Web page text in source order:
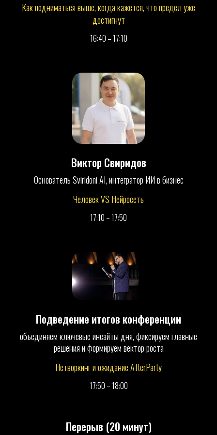
Как подниматься выше, когда кажется, что предел уже
достигнут
16:40 – 17:10
Виктор Свиридов
Основатель Sviridoni AI, интегратор ИИ в бизнес
Человек VS Нейросеть
17:10 – 17:50
Подведение итогов конференции
объединяем ключевые инсайты дня, фиксируем главные
решения и формируем вектор роста
Нетворкинг и ожидание AfterParty
17:50 – 18:00
Перерыв (20 минут)
3490 ₽
7000 ₽
закрытый вечер со спикерами
видео-записи выступлений
розыгрыш призов от партнёров
ПРИНЯТЬ УЧАСТИЕ
5490 ₽
КОНФЕРЕНЦИЯ + AFTERPARTY
возможность задать вопрос в секции Q&A
закрытый вечер со спикерами
видео-записи выступлений
нетворкинг за круглыми столами
участие в разборе бизнес-ситуаций
розыгрыш призов от партнёров